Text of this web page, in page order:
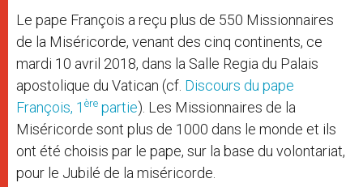
Le pape François a reçu plus de 550 Missionnaires
de la Miséricorde, venant des cinq continents, ce
mardi 10 avril 2018, dans la Salle Regia du Palais
apostolique du Vatican (cf. Discours du pape
François, 1 ère partie). Les Missionnaires de la
Miséricorde sont plus de 1000 dans le monde et ils
ont été choisis par le pape, sur la base du volontariat,
pour le Jubilé de la miséricorde.